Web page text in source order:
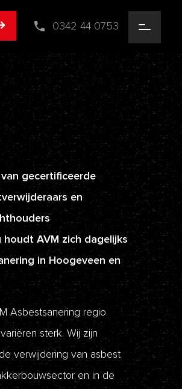
0342 44 0753
gecertificeerde
en
AVM zich dagelijks
in Hoogeveen en
Asbestsanering regio
sterk. Wij zijn
verwijdering van asbest
en in de